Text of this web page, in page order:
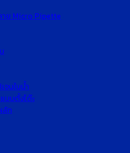
าย Micro Pipette
จนในน้ำ
บบตั้งโต๊ะ
ลัก